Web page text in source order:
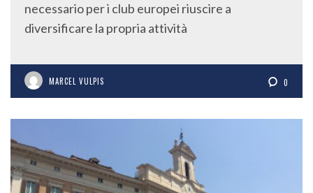
necessario per i club europei riuscire a
diversificare la propria attività
MARCEL VULPIS 0